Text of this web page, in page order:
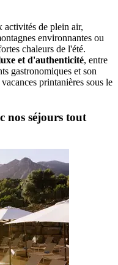
activités de plein air,
environnantes ou
chaleurs de l'été.
et d'authenticité, entre
gastronomiques et son
printanières sous le
nos séjours tout